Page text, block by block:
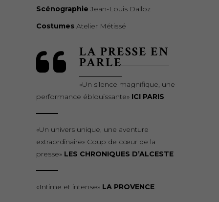
Scénographie Jean-Louis Dalloz
Costumes Atelier Métissé
LA PRESSE EN
PARLE
«Un silence magnifique, une
performance éblouissante» ICI PARIS
«Un univers unique, une aventure
extraordinaire» Coup de cœur de la
presse» LES CHRONIQUES D’ALCESTE
«Intime et intense» LA PROVENCE